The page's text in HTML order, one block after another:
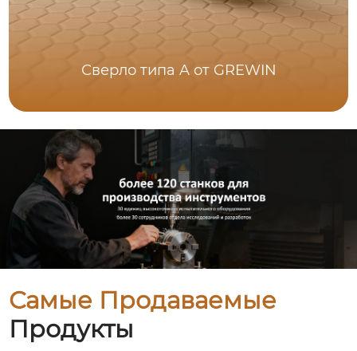
Сверло типа A от GREWIN
Самые Продаваемые
Продукты